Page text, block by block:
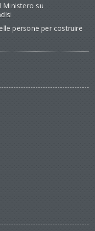
Ministero su
persone per costruire